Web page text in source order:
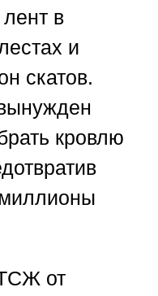
в
и
скатов.
кровлю
от